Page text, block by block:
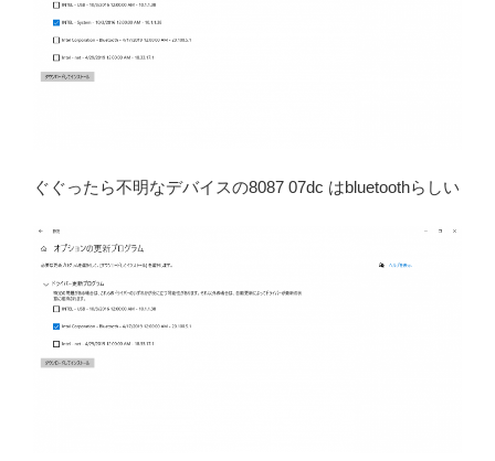
ぐぐったら不明なデバイスの8087 07dc はbluetoothらしい